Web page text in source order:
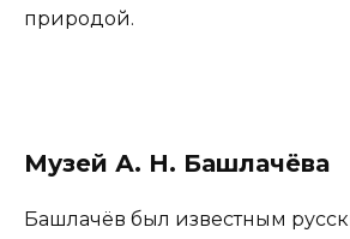
природой.
Музей А. Н. Башлачёва
Башлачёв был известным